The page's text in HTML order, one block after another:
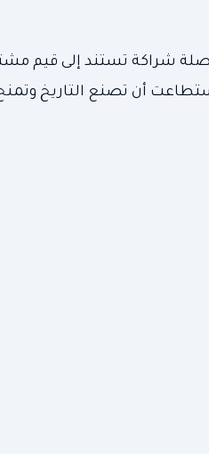
شراكة تستند إلى قيم
أن تصنع التاريخ وتمنح